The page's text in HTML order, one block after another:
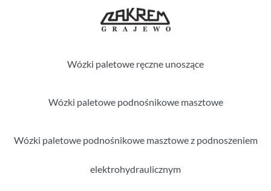
Wózki paletowe ręczne unoszące
Wózki paletowe podnośnikowe masztowe
Wózki paletowe podnośnikowe masztowe z podnoszeniem
elektrohydraulicznym